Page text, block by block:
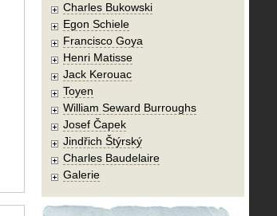
Charles Bukowski
Egon Schiele
Francisco Goya
Henri Matisse
Jack Kerouac
Toyen
William Seward Burroughs
Josef Čapek
Jindřich Štýrský
Charles Baudelaire
Galerie